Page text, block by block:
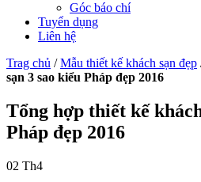
Góc báo chí
Tuyển dụng
Liên hệ
Trag chủ /Mẫu thiết kế khách sạn đẹp
sạn 3 sao kiểu Pháp đẹp 2016
Tổng hợp thiết kế
Pháp đẹp 2016
02 Th4